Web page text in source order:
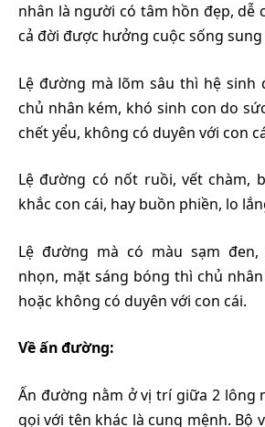
nhân là người có tâm hồn đẹp, dễ
cả đời được hưởng cuộc sống
Lệ đường mà lõm sâu thì hệ sinh
chủ nhân kém, khó sinh con do
chết yểu, không có duyên với con
Lệ đường có nốt ruồi, vết chàm,
khắc con cái, hay buồn phiền, lo
Lệ đường mà có màu sạm đen,
nhọn, mặt sáng bóng thì chủ
hoặc không có duyên với con cái.
Về ấn đường:
Ấn đường nằm ở vị trí giữa 2 lông
gọi với tên khác là cung mệnh. Bộ